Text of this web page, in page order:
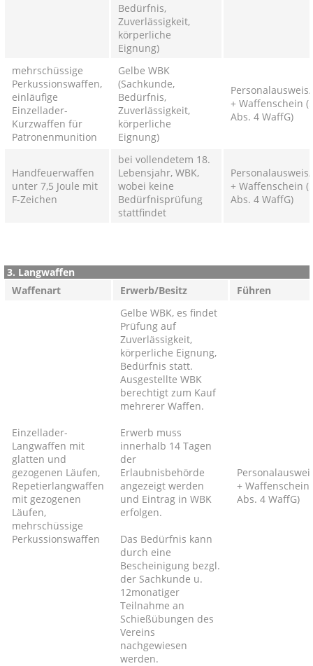
Bedürfnis,
Zuverlässigkeit,
körperliche
Eignung)
mehrschüssige
Perkussionswaffen,
einläufige
Einzellader-
Kurzwaffen für
Patronenmunition
Gelbe WBK
(Sachkunde,
Bedürfnis,
Zuverlässigkeit,
körperliche
Eignung)
+ Waffenschein
Abs. 4 WaffG)
Handfeuerwaffen
unter 7,5 Joule mit
F-Zeichen
bei vollendetem 18.
Lebensjahr, WBK,
wobei keine
Bedürfnisprüfung
stattfindet
+ Waffenschein
Abs. 4 WaffG)
3. Langwaffen
Waffenart
Erwerb/Besitz Führen
Einzellader-
Langwaffen mit
glatten und
gezogenen Läufen,
Repetierlangwaffen
mit gezogenen
Läufen,
mehrschüssige
Perkussionswaffen
Gelbe WBK, es findet
Prüfung auf
Zuverlässigkeit,
körperliche Eignung,
Bedürfnis statt.
Ausgestellte WBK
berechtigt zum Kauf
mehrerer Waffen.
Erwerb muss
innerhalb 14 Tagen
der
Erlaubnisbehörde
angezeigt werden
und Eintrag in WBK
erfolgen.
Das Bedürfnis kann
durch eine
Bescheinigung bezgl.
der Sachkunde u.
12monatiger
Teilnahme an
Schießübungen des
Vereins
nachgewiesen
werden.
+ Waffenschein
Abs. 4 WaffG)